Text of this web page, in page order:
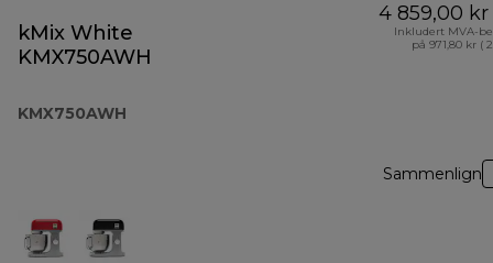
kMix White
KMX750AWH
KMX750AWH
4 859,00 kr
Inkludert MVA-
på 971,80 kr (
Sammenlign